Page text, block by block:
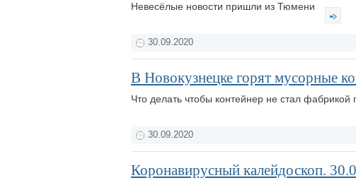
Невесёлые новости пришли из Тюмени
30.09.2020
В Новокузнецке горят мусорные
Что делать чтобы контейнер не стал
30.09.2020
Коронавирусный калейдоскоп.